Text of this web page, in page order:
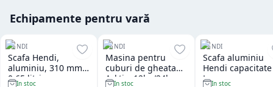
Echipamente pentru vară
HENDI
Scafa Hendi,
aluminiu, 310 mm,
0.65 litri
In stoc
HENDI
Masina pentru
cuburi de gheata
Arktic, 12kg/24h
In stoc
HENDI
Scafa aluminiu
Hendi
L In stoc